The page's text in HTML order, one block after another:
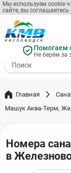
Мы используем cookie
сайте, вы соглашаетесь
Перейти
к
основному
содержанию
Помогаем
Не берём за
- I agree to the processing of my
Главная
Машук Аква-Терм,
Номера
в